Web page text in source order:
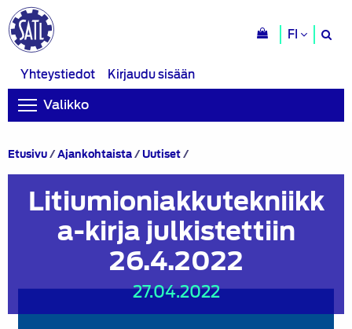
FI
Yhteystiedot
Kirjaudu sisään
Valikko
Etusivu/Ajankohtaista/Uutiset/Litiumioniakkutekniikka-
26.4.2022
Litiumioniakkutekniikk
a-kirja julkistettiin
26.4.2022
27.04.2022